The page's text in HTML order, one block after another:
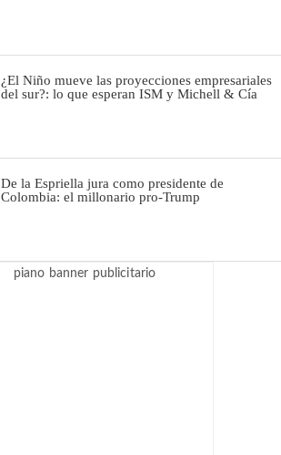
¿El Niño mueve las proyecciones empresariales
del sur?: lo que esperan ISM y Michell & Cía
De la Espriella jura como presidente de
Colombia: el millonario pro-Trump